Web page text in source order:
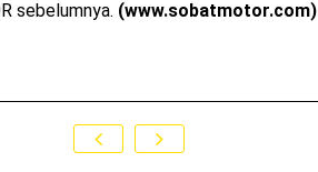
sebelumnya. (www.sobatmotor.com)